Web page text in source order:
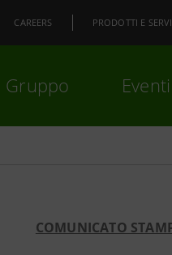
CAREERS PRODOTTI E
Gruppo
COMUNICATO